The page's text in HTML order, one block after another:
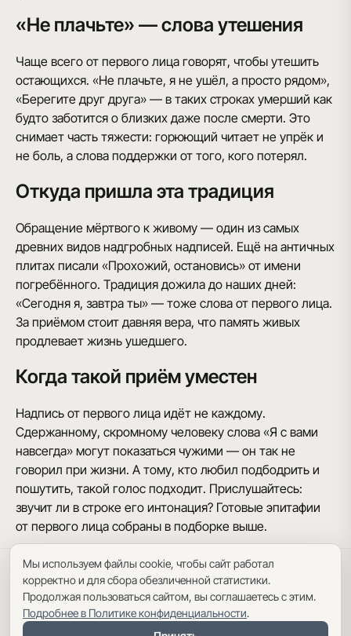
«Не плачьте» — слова утешения
Чаще всего от первого лица говорят, чтобы утешить
остающихся. «Не плачьте, я не ушёл, а просто рядом»,
«Берегите друг друга» — в таких строках умерший как
будто заботится о близких даже после смерти. Это
снимает часть тяжести: горюющий читает не упрёк и
не боль, а слова поддержки от того, кого потерял.
Откуда пришла эта традиция
Обращение мёртвого к живому — один из самых
древних видов надгробных надписей. Ещё на античных
плитах писали «Прохожий, остановись» от имени
погребённого. Традиция дожила до наших дней:
«Сегодня я, завтра ты» — тоже слова от первого лица.
За приёмом стоит давняя вера, что память живых
продлевает жизнь ушедшего.
Когда такой приём уместен
Надпись от первого лица идёт не каждому.
Сдержанному, скромному человеку слова «Я с вами
навсегда» могут показаться чужими — он так не
говорил при жизни. А тому, кто любил подбодрить и
пошутить, такой голос подходит. Прислушайтесь:
звучит ли в строке его интонация? Готовые эпитафии
от первого лица собраны в подборке выше.
Политика конфиденциальности Пользовательское соглашение
Карта сайта
Мы используем файлы cookie, чтобы сайт работал
корректно и для сбора обезличенной статистики.
Продолжая пользоваться сайтом, вы соглашаетесь с этим.
Подробнее в Политике конфиденциальности.